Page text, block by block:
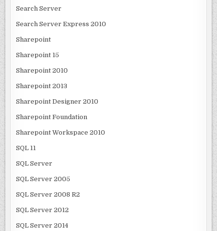
Search Server
Search Server Express 2010
Sharepoint
Sharepoint 15
Sharepoint 2010
Sharepoint 2013
Sharepoint Designer 2010
Sharepoint Foundation
Sharepoint Workspace 2010
SQL 11
SQL Server
SQL Server 2005
SQL Server 2008 R2
SQL Server 2012
SQL Server 2014